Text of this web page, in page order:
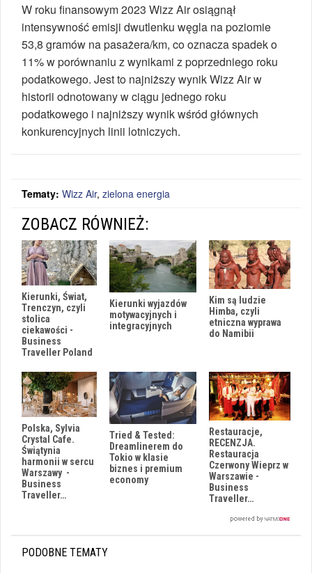
W roku finansowym 2023 Wizz Air osiągnął
intensywność emisji dwutlenku węgla na poziomie
53,8 gramów na pasażera/km, co oznacza spadek o
11% w porównaniu z wynikami z poprzedniego roku
podatkowego. Jest to najniższy wynik Wizz Air w
historii odnotowany w ciągu jednego roku
podatkowego i najniższy wynik wśród głównych
konkurencyjnych linii lotniczych.
Tematy: Wizz Air, zielona energia
ZOBACZ RÓWNIEŻ:
Kierunki, Świat,
Trenczyn, czyli
stolica
ciekawości -
Business
Traveller Poland
Kierunki wyjazdów
motywacyjnych i
integracyjnych
Kim są ludzie
Himba, czyli
etniczna wyprawa
do Namibii
Polska, Sylvia
Crystal Cafe.
Świątynia
harmonii w sercu
Warszawy -
Business
Traveller…
Tried & Tested:
Dreamlinerem do
Tokio w klasie
biznes i premium
economy
Restauracje,
RECENZJA.
Restauracja
Czerwony Wieprz w
Warszawie -
Business
Traveller…
PODOBNE TEMATY